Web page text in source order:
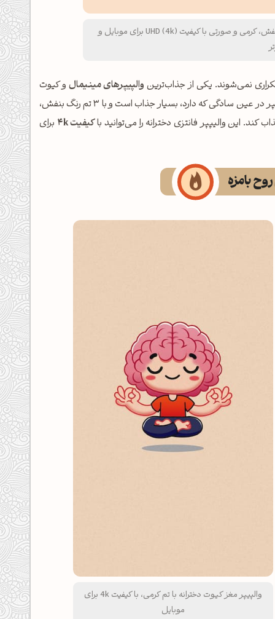
والپیپر کیوت و بامزه دخترانه مغز در حال مدیتیشن با تم بنفش، کرمی و صورتی با کیفیت UHD (4k) برای موبایل و
نمی‌شوند. یکی از جذاب‌ترینوالپیپرهای مینیمالو کیوت
دختر در حال مدیتیشن است. این والپیپر در عین سادگی که دارد، بسیار جذاب است و با 3 تم رنگ بنفش،
این والیپپر فانتزی دخترانه را می‌توانید باکیفیت 4k
برای
بامزه
والپیپر مغز کیوت دخترانه با تم کرمی، با کیفیت 4k برای
موبایل